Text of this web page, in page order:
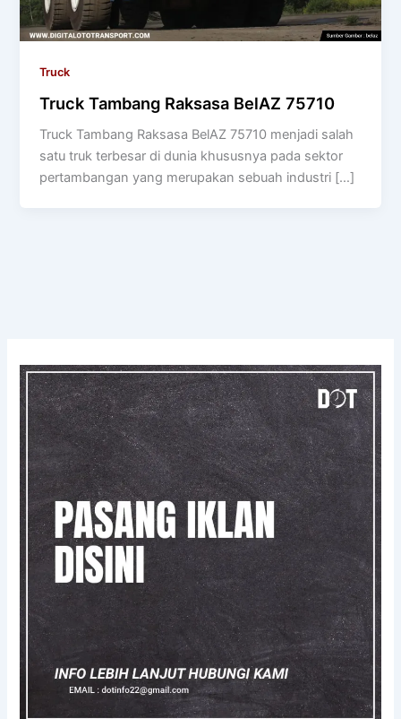
Truck
Truck Tambang Raksasa BelAZ 75710
Truck Tambang Raksasa BelAZ 75710 menjadi salah
satu truk terbesar di dunia khususnya pada sektor
pertambangan yang merupakan sebuah industri […]